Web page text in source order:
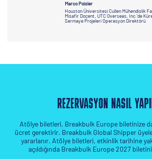
Marco Poisler
Houston Üniversitesi Cullen Mühendislik
Misafir Doçent, UTC Overseas, Inc.'de
Sermaye Projeleri Operasyon Direktörü
REZERVASYON NASIL
Atölye biletleri, Breakbulk Europe biletinize
ücret gerektirir. Breakbulk Global Shipper
yararlanır. Atölye biletleri, etkinlik tarihine
açıldığında Breakbulk Europe 2027